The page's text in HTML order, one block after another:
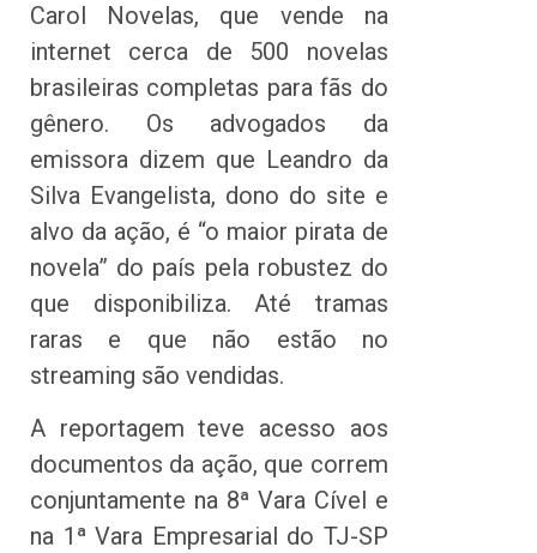
Carol Novelas, que vende na
internet cerca de 500 novelas
brasileiras completas para fãs do
gênero. Os advogados da
emissora dizem que Leandro da
Silva Evangelista, dono do site e
alvo da ação, é “o maior pirata de
novela” do país pela robustez do
que disponibiliza. Até tramas
raras e que não estão no
streaming são vendidas.
A reportagem teve acesso aos
documentos da ação, que correm
conjuntamente na 8ª Vara Cível e
na 1ª Vara Empresarial do TJ-SP